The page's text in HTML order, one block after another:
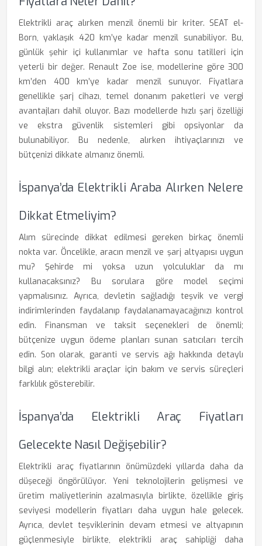
Elektrikli araç alırken menzil önemli bir kriter. SEAT el-
Born, yaklaşık 420 km’ye kadar menzil sunabiliyor. Bu,
günlük şehir içi kullanımlar ve hafta sonu tatilleri için
yeterli bir değer. Renault Zoe ise, modellerine göre 300
km’den 400 km’ye kadar menzil sunuyor. Fiyatlara
genellikle şarj cihazı, temel donanım paketleri ve vergi
avantajları dahil oluyor. Bazı modellerde hızlı şarj özelliği
ve ekstra güvenlik sistemleri gibi opsiyonlar da
bulunabiliyor. Bu nedenle, alırken ihtiyaçlarınızı ve
bütçenizi dikkate almanız önemli.
İspanya’da Elektrikli Araba Alırken Nelere
Dikkat Etmeliyim?
Alım sürecinde dikkat edilmesi gereken birkaç önemli
nokta var. Öncelikle, aracın menzil ve şarj altyapısı uygun
mu? Şehirde mi yoksa uzun yolculuklar da mı
kullanacaksınız? Bu sorulara göre model seçimi
yapmalısınız. Ayrıca, devletin sağladığı teşvik ve vergi
indirimlerinden faydalanıp faydalanamayacağınızı kontrol
edin. Finansman ve taksit seçenekleri de önemli;
bütçenize uygun ödeme planları sunan satıcıları tercih
edin. Son olarak, garanti ve servis ağı hakkında detaylı
bilgi alın; elektrikli araçlar için bakım ve servis süreçleri
farklılık gösterebilir.
İspanya’da Elektrikli Araç Fiyatları
Gelecekte Nasıl Değişebilir?
Elektrikli araç fiyatlarının önümüzdeki yıllarda daha da
düşeceği öngörülüyor. Yeni teknolojilerin gelişmesi ve
üretim maliyetlerinin azalmasıyla birlikte, özellikle giriş
seviyesi modellerin fiyatları daha uygun hale gelecek.
Ayrıca, devlet teşviklerinin devam etmesi ve altyapının
güçlenmesiyle birlikte, elektrikli araç sahipliği daha